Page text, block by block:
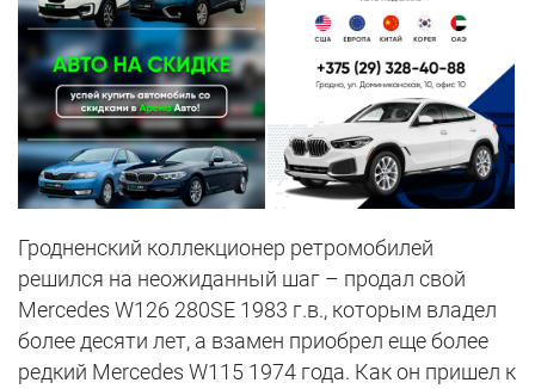
Гродненский коллекционер ретромобилей
решился на неожиданный шаг – продал свой
Mercedes W126 280SE 1983 г.в., которым владел
более десяти лет, а взамен приобрел еще более
редкий Mercedes W115 1974 года. Как он пришел к